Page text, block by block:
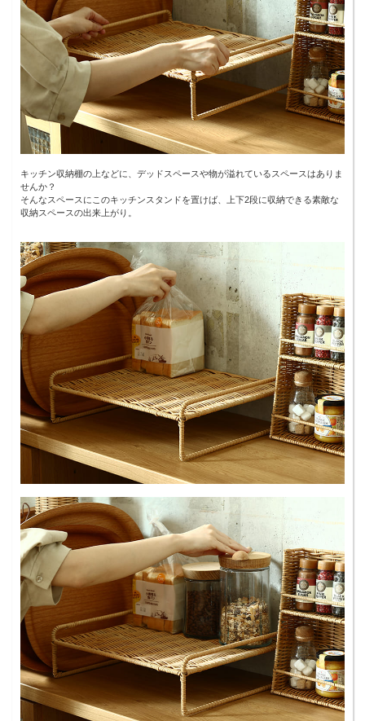
キッチン収納棚の上などに、デッドスペースや物が溢れているスペースはありま
せんか？
そんなスペースにこのキッチンスタンドを置けば、上下2段に収納できる素敵な
収納スペースの出来上がり。